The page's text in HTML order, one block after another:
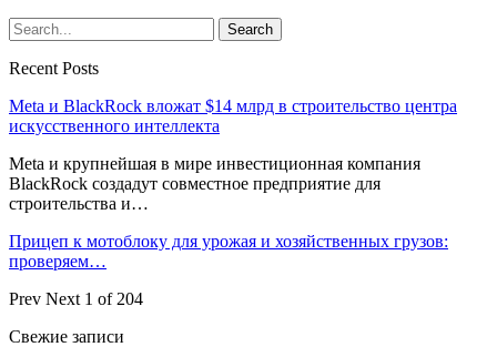
Recent Posts
Meta и BlackRock вложат $14 млрд в строительство центра
искусственного интеллекта
Meta и крупнейшая в мире инвестиционная компания
BlackRock создадут совместное предприятие для
строительства и…
Прицеп к мотоблоку для урожая и хозяйственных грузов:
проверяем…
Prev Next 1 of 204
Свежие записи